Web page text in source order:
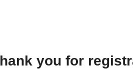
you for